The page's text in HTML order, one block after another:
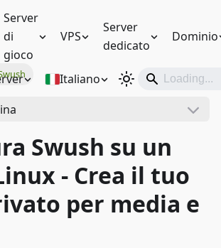
Server
di
gioco
VPS
Server
dedicato
Dominio
Italiano
Swush su un
- Crea il tuo
per media e